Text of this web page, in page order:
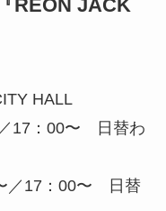
REON JACK
HALL
17：00〜 日替わ
／17：00〜 日替